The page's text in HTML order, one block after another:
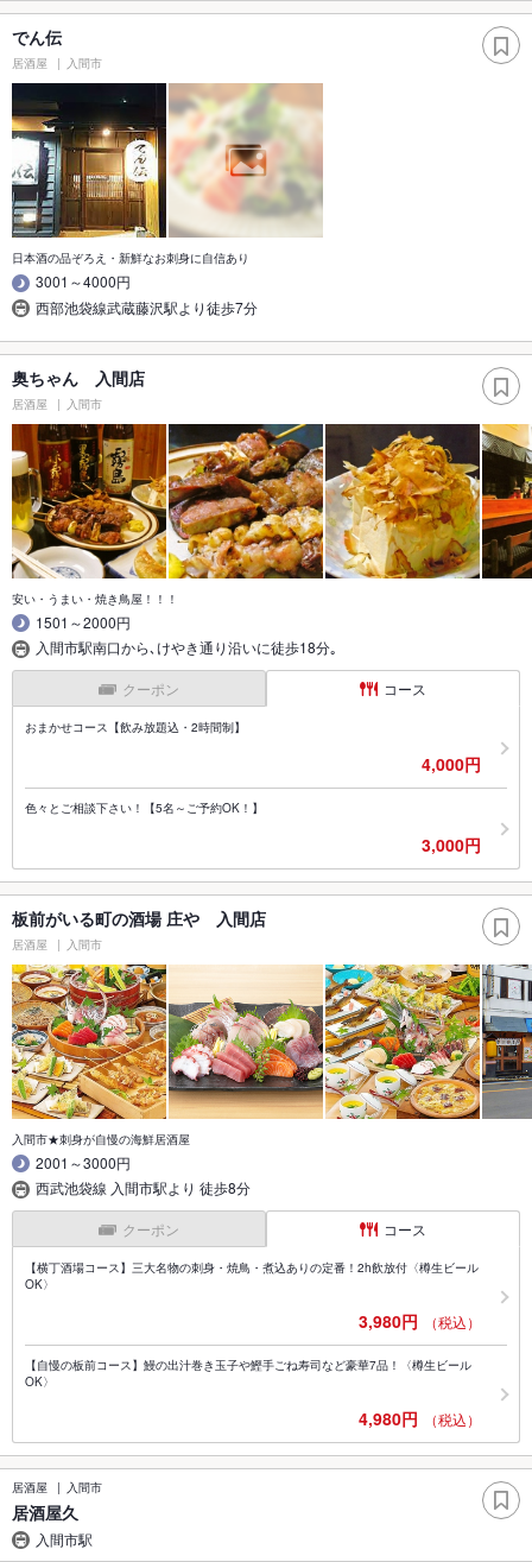
でん伝
居酒屋 入間市
日本酒の品ぞろえ・新鮮なお刺身に自信あり
3001～4000円
西部池袋線武蔵藤沢駅より徒歩7分
奥ちゃん 入間店
居酒屋 入間市
安い・うまい・焼き鳥屋！！！
1501～2000円
入間市駅南口から､けやき通り沿いに徒歩18分｡
クーポン コース
おまかせコース【飲み放題込・2時間制】
4,000円
色々とご相談下さい！【5名～ご予約OK！】
3,000円
板前がいる町の酒場 庄や 入間店
居酒屋 入間市
入間市★刺身が自慢の海鮮居酒屋
2001～3000円
西武池袋線 入間市駅より 徒歩8分
クーポン コース
【横丁酒場コース】三大名物の刺身・焼鳥・煮込ありの定番！2h飲放付〈樽生ビール
OK〉
3,980円 （税込）
【自慢の板前コース】鰻の出汁巻き玉子や鰹手ごね寿司など豪華7品！〈樽生ビール
OK〉
4,980円 （税込）
居酒屋 入間市
居酒屋久
入間市駅